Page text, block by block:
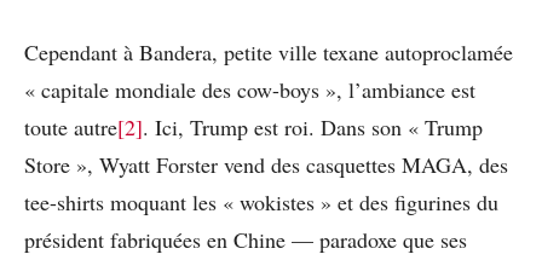
Cependant à Bandera, petite ville texane autoproclamée
« capitale mondiale des cow-boys », l’ambiance est
toute autre[2]. Ici, Trump est roi. Dans son « Trump
Store », Wyatt Forster vend des casquettes MAGA, des
tee-shirts moquant les « wokistes » et des figurines du
président fabriquées en Chine — paradoxe que ses